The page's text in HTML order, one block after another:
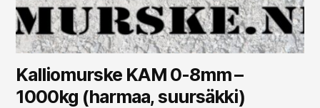
Kalliomurske KAM 0-8mm –
1000kg (harmaa, suursäkki)